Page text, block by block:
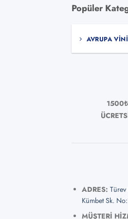
fazla
Seçenekler
Popüler
AVRUPA
ADRES:
Kümbet Sk.
MÜŞTERİ